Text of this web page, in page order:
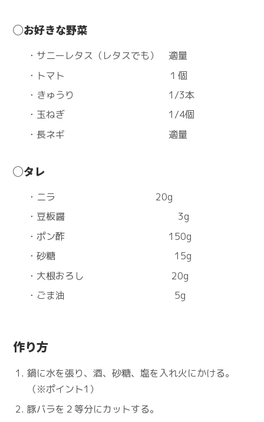
◯お好きな野菜
・サニーレタス（レタスでも） 適量
・トマト １個
・きゅうり 1/3本
・玉ねぎ 1/4個
・長ネギ 適量
◯タレ
・ニラ 20g
・豆板醤 3g
・ポン酢 150g
・砂糖 15g
・大根おろし 20g
・ごま油 5g
作り方
鍋に水を張り、酒、砂糖、塩を入れ火にかける。
（※ポイント1）
豚バラを２等分にカットする。